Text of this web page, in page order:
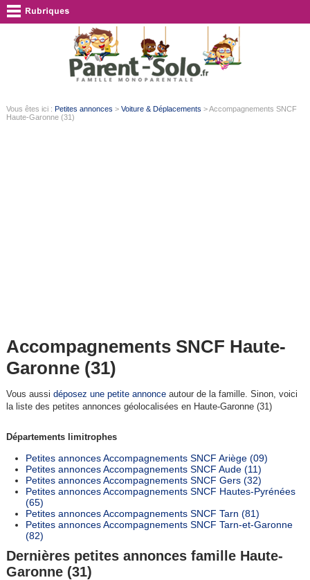
Vous êtes ici : Petites annonces > Voiture & Déplacements > Accompagnements SNCF
Haute-Garonne (31)
Accompagnements SNCF Haute-
Garonne (31)
Vous aussi déposez une petite annonceautour de la famille. Sinon, voici
la liste des petites annonces géolocalisées en Haute-Garonne (31)
Départements limitrophes
Petites annonces Accompagnements SNCF Ariège (09)
Petites annonces Accompagnements SNCF Aude (11)
Petites annonces Accompagnements SNCF Gers (32)
Petites annonces Accompagnements SNCF Hautes-Pyrénées
(65)
Petites annonces Accompagnements SNCF Tarn (81)
Petites annonces Accompagnements SNCF Tarn-et-Garonne
(82)
Dernières petites annonces famille Haute-
Garonne (31)